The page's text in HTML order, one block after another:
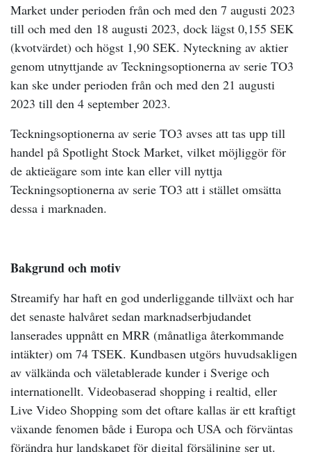
Market under perioden från och med den 7 augusti 2023
till och med den 18 augusti 2023, dock lägst 0,155 SEK
(kvotvärdet) och högst 1,90 SEK. Nyteckning av aktier
genom utnyttjande av Teckningsoptionerna av serie TO3
kan ske under perioden från och med den 21 augusti
2023 till den 4 september 2023.
Teckningsoptionerna av serie TO3 avses att tas upp till
handel på Spotlight Stock Market, vilket möjliggör för
de aktieägare som inte kan eller vill nyttja
Teckningsoptionerna av serie TO3 att i stället omsätta
dessa i marknaden.
Bakgrund och motiv
Streamify har haft en god underliggande tillväxt och har
det senaste halvåret sedan marknadserbjudandet
lanserades uppnått en MRR (månatliga återkommande
intäkter) om 74 TSEK. Kundbasen utgörs huvudsakligen
av välkända och väletablerade kunder i Sverige och
internationellt. Videobaserad shopping i realtid, eller
Live Video Shopping som det oftare kallas är ett kraftigt
växande fenomen både i Europa och USA och förväntas
förändra hur landskapet för digital försäljning ser ut.